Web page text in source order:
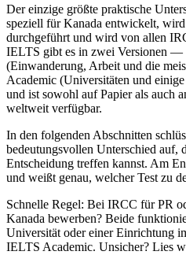
Der einzige größte praktische
speziell für Kanada entwickelt,
durchgeführt und wird von allen
IELTS gibt es in zwei Versionen —
(Einwanderung, Arbeit und die
Academic (Universitäten und
und ist sowohl auf Papier als auch
weltweit verfügbar.
In den folgenden Abschnitten
bedeutungsvollen Unterschied auf,
Entscheidung treffen kannst. Am
und weißt genau, welcher Test zu
Schnelle Regel: Bei IRCC für PR
Kanada bewerben? Beide
Universität oder einer Einrichtung
IELTS Academic. Unsicher? Lies